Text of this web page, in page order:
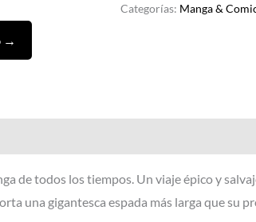
→
Categorías: Manga &
de todos los tiempos. Un viaje épico y
una gigantesca espada más larga que su